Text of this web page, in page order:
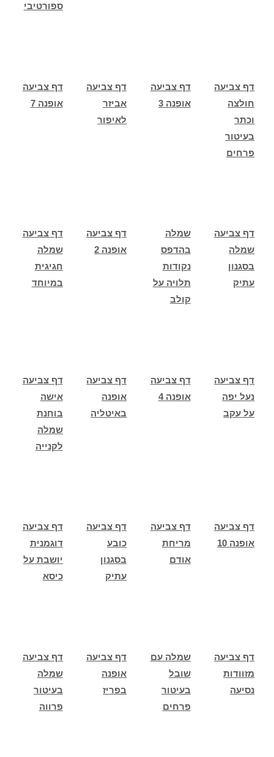
ספורטיבי
דף צביעה
אופנה 7
דף צביעה
אביזר
לאיפור
דף צביעה
אופנה 3
דף צביעה
חולצה
וכתר
בעיטור
פרחים
דף צביעה
שמלה
חגיגית
במיוחד
דף צביעה
אופנה 2
שמלה
בהדפס
נקודות
תלויה על
קולב
דף צביעה
שמלה
בסגנון
עתיק
דף צביעה
אישה
בוחנת
שמלה
לקנייה
דף צביעה
אופנה
באיטליה
דף צביעה
אופנה 4
דף צביעה
נעל יפה
על עקב
דף צביעה
דוגמנית
יושבת על
כיסא
דף צביעה
כובע
בסגנון
עתיק
דף צביעה
מריחת
אודם
דף צביעה
אופנה 10
דף צביעה
שמלה
בעיטור
פרווה
דף צביעה
אופנה
בפריז
שמלה עם
שובל
בעיטור
פרחים
דף צביעה
מזוודות
נסיעה